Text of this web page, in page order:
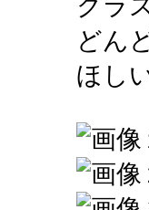
クラ
どん
ほし